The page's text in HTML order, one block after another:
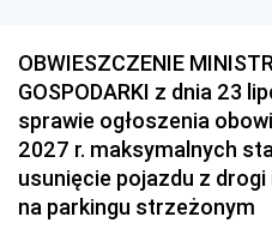
OBWIESZCZENIE
GOSPODARKI z dnia 23
sprawie ogłoszenia
2027 r. maksymalnych
usunięcie pojazdu z
na parkingu strzeżonym